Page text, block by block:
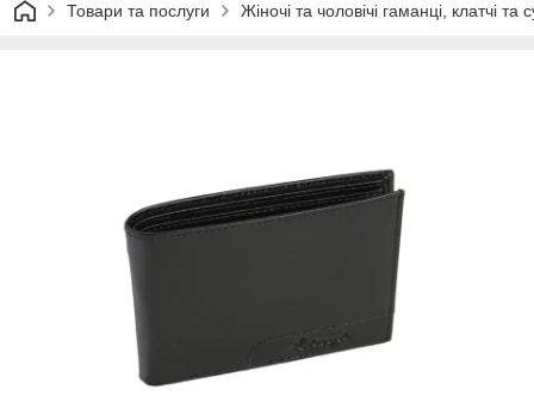
Товари та послуги Жіночі та чоловічі гаманці, клатчі та